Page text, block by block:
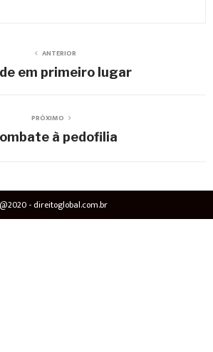
ANTERIOR
em primeiro lugar
PRÓXIMO
à pedofilia
@2020 - direitoglobal.com.br